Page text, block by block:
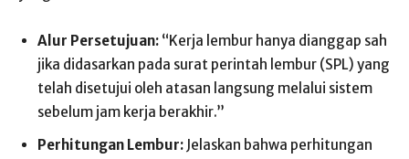
Alur Persetujuan: “Kerja lembur hanya dianggap sah
jika didasarkan pada surat perintah lembur (SPL) yang
telah disetujui oleh atasan langsung melalui sistem
sebelum jam kerja berakhir.”
Perhitungan Lembur: Jelaskan bahwa perhitungan